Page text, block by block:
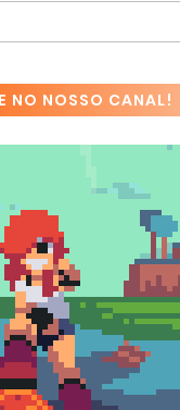
NO NOSSO CANAL!